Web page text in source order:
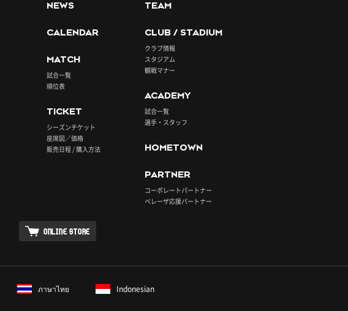
NEWS
CALENDAR
MATCH
試合一覧
順位表
TICKET
シーズンチケット
座席図／価格
販売日程 / 購入方法
TEAM
CLUB / STADIUM
クラブ情報
スタジアム
観戦マナー
ACADEMY
試合一覧
選手・スタッフ
HOMETOWN
PARTNER
コーポレートパートナー
ベレーザ応援パートナー
ONLINE STORE
ภาษาไทย Indonesian